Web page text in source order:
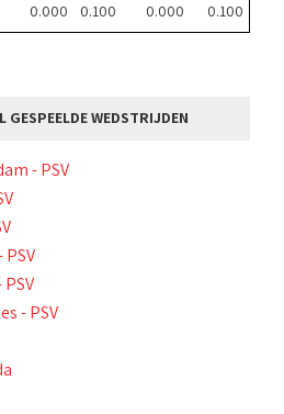
0.000 0.100 0.000 0.100
GESPEELDE WEDSTRIJDEN
- PSV
- PSV